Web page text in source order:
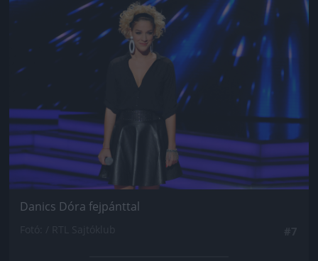
Jön még kép!
Danics Dóra fejpánttal